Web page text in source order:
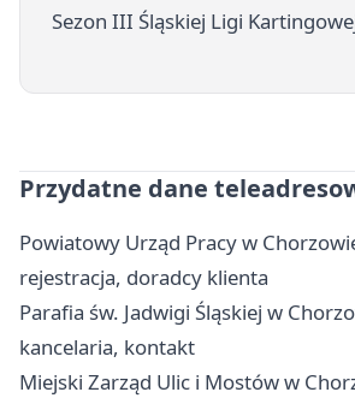
Sezon III Śląskiej Ligi
Przydatne dane
Powiatowy Urząd Pracy w
rejestracja, doradcy klienta
Parafia św. Jadwigi Śląskiej w
kancelaria, kontakt
Miejski Zarząd Ulic i Mostów w